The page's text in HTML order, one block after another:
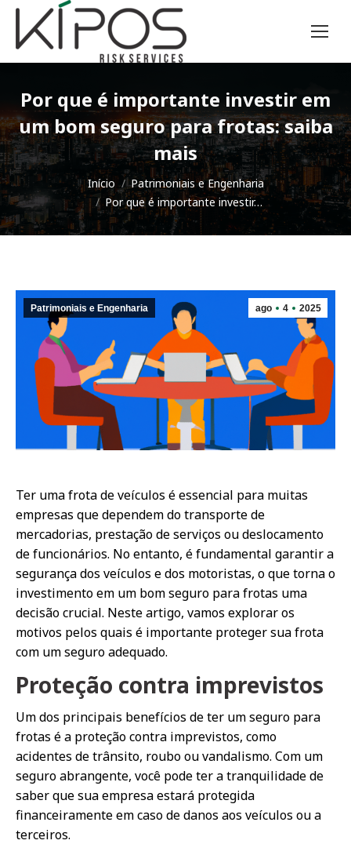
Por que é importante investir em
um bom seguro para frotas: saiba
mais
Você está aqui:
Início
Patrimoniais e Engenharia
Por que é importante investir…
ago 4 2025
Patrimoniais e Engenharia
Ter uma frota de veículos é essencial para muitas
empresas que dependem do transporte de
mercadorias, prestação de serviços ou deslocamento
de funcionários. No entanto, é fundamental garantir a
segurança dos veículos e dos motoristas, o que torna o
investimento em um bom seguro para frotas uma
decisão crucial. Neste artigo, vamos explorar os
motivos pelos quais é importante proteger sua frota
com um seguro adequado.
Proteção contra imprevistos
Um dos principais benefícios de ter um seguro para
frotas é a proteção contra imprevistos, como
acidentes de trânsito, roubo ou vandalismo. Com um
seguro abrangente, você pode ter a tranquilidade de
saber que sua empresa estará protegida
financeiramente em caso de danos aos veículos ou a
terceiros.